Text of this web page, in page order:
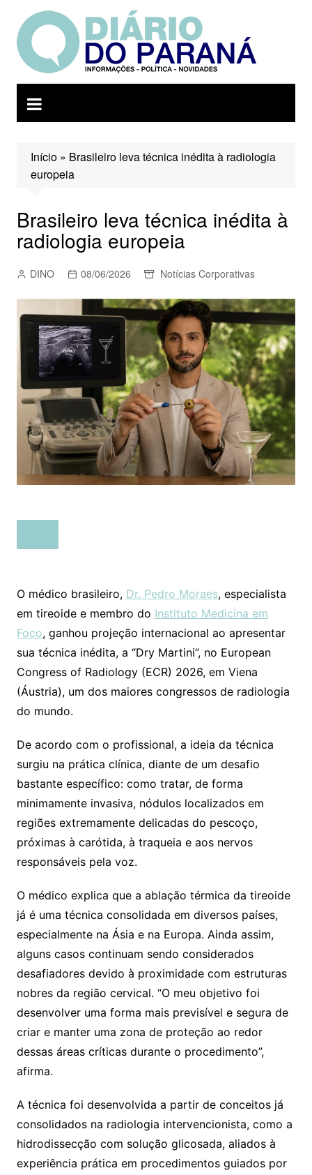
para
conteúdo
Início» Brasileiro leva técnica inédita à radiologia
europeia
Brasileiro leva técnica inédita à
radiologia europeia
DINO 08/06/2026 Notícias Corporativas
O médico brasileiro, Dr. Pedro Moraes, especialista
em tireoide e membro do Instituto Medicina em
Foco, ganhou projeção internacional ao apresentar
sua técnica inédita, a “Dry Martini”, no European
Congress of Radiology (ECR) 2026, em Viena
(Áustria), um dos maiores congressos de radiologia
do mundo.
De acordo com o profissional, a ideia da técnica
surgiu na prática clínica, diante de um desafio
bastante específico: como tratar, de forma
minimamente invasiva, nódulos localizados em
regiões extremamente delicadas do pescoço,
próximas à carótida, à traqueia e aos nervos
responsáveis pela voz.
O médico explica que a ablação térmica da tireoide
já é uma técnica consolidada em diversos países,
especialmente na Ásia e na Europa. Ainda assim,
alguns casos continuam sendo considerados
desafiadores devido à proximidade com estruturas
nobres da região cervical. “O meu objetivo foi
desenvolver uma forma mais previsível e segura de
criar e manter uma zona de proteção ao redor
dessas áreas críticas durante o procedimento”,
afirma.
A técnica foi desenvolvida a partir de conceitos já
consolidados na radiologia intervencionista, como a
hidrodissecção com solução glicosada, aliados à
experiência prática em procedimentos guiados por